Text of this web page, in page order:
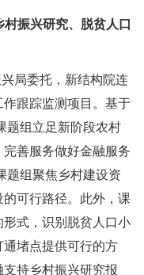
振兴研究、脱贫人口
局委托，新结构院连
跟踪监测项目。基于
题组立足新阶段农村
善服务做好金融服务
题组聚焦乡村建设资
可行路径。此外，课
式，识别脱贫人口小
堵点提供可行的方
持乡村振兴研究报